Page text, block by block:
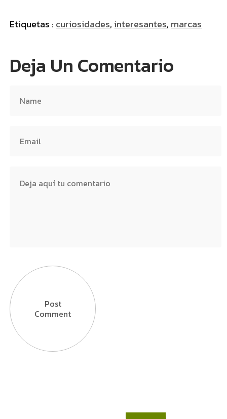
Etiquetas : curiosidades, interesantes, marcas
Deja Un Comentario
Post
Comment